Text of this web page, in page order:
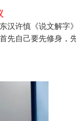
汉许慎《说文解
先自己要先修身